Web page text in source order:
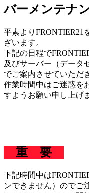
バーメンテナ
平素よりFRONTIER21
ざいます。
下記の日程で
及びサーバー（データ
でご案内させていただ
作業時間中はご迷惑を
すようお願い申し上げ
重 要
下記時間中は
ンできません）のでご